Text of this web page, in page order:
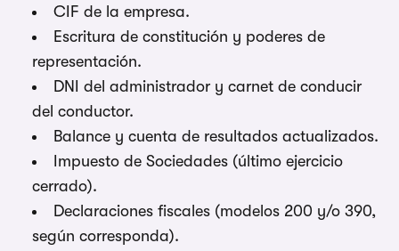
CIF de la empresa.
Escritura de constitución y poderes de
representación.
DNI del administrador y carnet de conducir
del conductor.
Balance y cuenta de resultados actualizados.
Impuesto de Sociedades (último ejercicio
cerrado).
Declaraciones fiscales (modelos 200 y/o 390,
según corresponda).